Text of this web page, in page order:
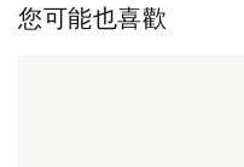
您可能也喜歡